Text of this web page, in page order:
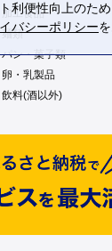
加工食品
麺類
パン・菓子類
卵・乳製品
飲料(酒以外)
利便性向上のた
バシーポリシー